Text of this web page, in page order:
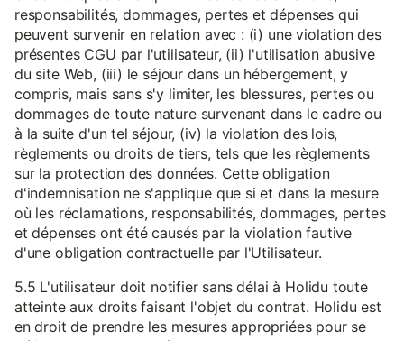
responsabilités, dommages, pertes et dépenses qui
peuvent survenir en relation avec : (i) une violation des
présentes CGU par l'utilisateur, (ii) l'utilisation abusive
du site Web, (iii) le séjour dans un hébergement, y
compris, mais sans s'y limiter, les blessures, pertes ou
dommages de toute nature survenant dans le cadre ou
à la suite d'un tel séjour, (iv) la violation des lois,
règlements ou droits de tiers, tels que les règlements
sur la protection des données. Cette obligation
d'indemnisation ne s'applique que si et dans la mesure
où les réclamations, responsabilités, dommages, pertes
et dépenses ont été causés par la violation fautive
d'une obligation contractuelle par l'Utilisateur.
5.5 L'utilisateur doit notifier sans délai à Holidu toute
atteinte aux droits faisant l'objet du contrat. Holidu est
en droit de prendre les mesures appropriées pour se